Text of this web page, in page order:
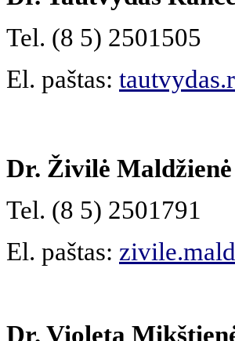
Tel. (8 5) 2501505
El. paštas:
Dr. Živilė Maldžienė
Tel. (8 5) 2501791
El. paštas:
Dr. Violeta